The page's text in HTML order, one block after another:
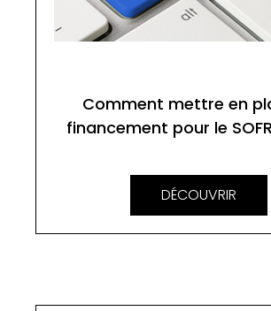
Comment mettre en
financement pour le
DÉCOUVRIR